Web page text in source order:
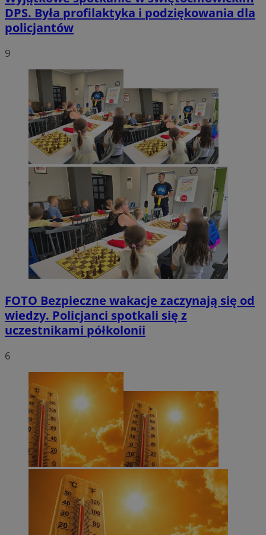
DPS. Była profilaktyka i podziękowania dla
policjantów
9
FOTO Bezpieczne wakacje zaczynają się od
wiedzy. Policjanci spotkali się z
uczestnikami półkolonii
6